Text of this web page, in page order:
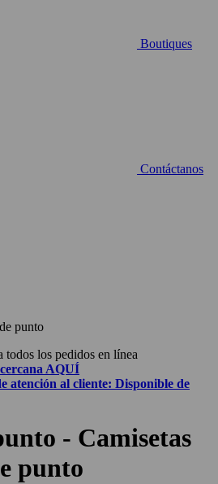
Boutiques
Contáctanos
punto
todos los pedidos en línea
AQUÍ
atención al cliente: Disponible de
- Camisetas
punto